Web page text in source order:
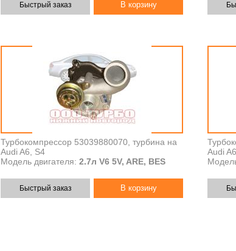
Быстрый заказ
Турбокомпрессор 53039880070, турбина на
Audi A6, S4
Модель двигателя: 2.7л V6 5V, ARE, BES
Быстрый заказ
Audi